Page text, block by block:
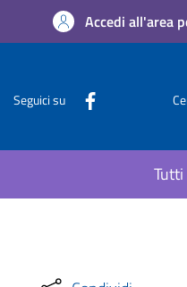
Accedi all'area
Seguici su